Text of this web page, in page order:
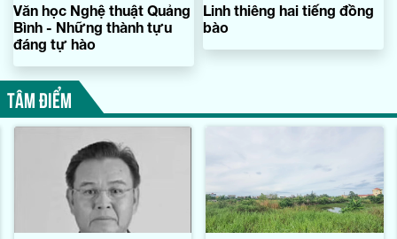
Văn học Nghệ thuật Quảng
Bình - Những thành tựu
đáng tự hào
Linh thiêng hai tiếng đồng
bào
TÂM ĐIỂM